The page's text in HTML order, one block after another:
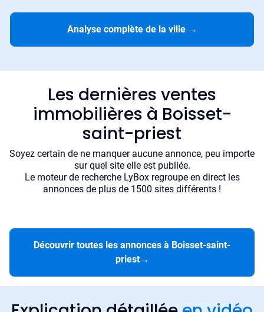
Analyse complète de la ville →
Les dernières ventes
immobilières à Boisset-
saint-priest
Soyez certain de ne manquer aucune annonce, peu importe
sur quel site elle est publiée.
Le moteur de recherche LyBox regroupe en direct les
annonces de plus de 1500 sites différents !
Découvrir toutes les annonces à Boisset-saint-
priest→